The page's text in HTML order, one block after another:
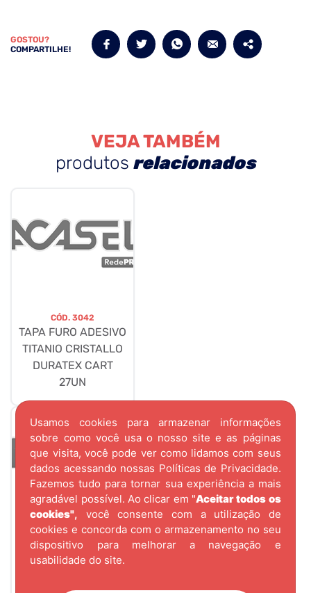
Usamos cookies para armazenar informações
sobre como você usa o nosso site e as páginas
que visita, você pode ver como lidamos com seus
dados acessando nossas Políticas de Privacidade.
Fazemos tudo para tornar sua experiência a mais
agradável possível. Ao clicar em "Aceitar todos os
cookies", você consente com a utilização de
cookies e concorda com o armazenamento no seu
dispositivo para melhorar a navegação e
usabilidade do site.
GOSTOU?
COMPARTILHE!
VEJA TAMBÉM
produtos relacionados
CÓD. 3042
TAPA FURO ADESIVO
TITANIO CRISTALLO
DURATEX CART
27UN
CÓD. 2079
PE DE ALUMINIO
QUADRADO 100mm